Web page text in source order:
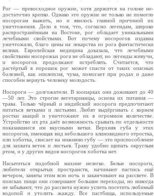
Рог — превосходное оружие, хотя держится на голове не­
достаточно крепко. Однако это оружие не только не помог­ло
носорогам выжить, но и явилось главной причиной их
уничтожения. Дело в том, что, согласно легендам, широко
распространённым на Востоке, рог обладает уникальными
лечебными свойствами. Вот почему носорогов издавна
уничтожали, благо цены на лекарства из рога фан­тастически
велики. Европейская медицина доказала, что ле­чебными
свойствами носорожьи рога не обладают, но легенды живучи,
и носорогов продолжают истреблять. Считается, что
растёртый в порошок рог может спасти от таких опасных
болезней, как эпилепсия, чума, помогает при родах и даже
способен вернуть человеку молодость.
Носороги — долгожители. В зоопарках они доживают до 40
—50 лет. Это строгие вегетарианцы, основа их питания —
трава. Только чёрный и индийский носороги предпочита­ют
питаться ветками и листьями. Любят выдёргивать с корнем
ростки акаций и уничтожают их в огромном количе­стве.
Устройство их рта даёт возможность срывать по от­дельности
показавшиеся им вкусными ветки. Верхняя губа у этих
носорогов, имеющая вид небольшого клиновидного от­ростка,
или хоботка, свисает на нижнюю губу — это при­способление
для захвата веток и листьев. Траву удобно щипать округлым
ртом, и у других видов носорогов хоботка нет.
Насытиться подобной махине нелегко. Белые носороги,
любители открытых пространств, начинают пастись ещё
вечером, заняты этим всю ночь и заканчивают на рассвете. В
поисках пищи они совершают большие переходы, но никог­да
не забывают, что до рассвета нужно успеть посетить любимый
водопой и утолить жажду. Все пастбища, использу­емые